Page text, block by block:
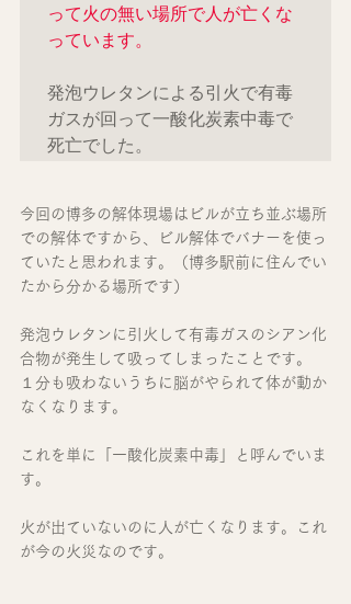
って火の無い場所で人が亡くな
っています。
発泡ウレタンによる引火で有毒
ガスが回って一酸化炭素中毒で
今回の博多の解体現場はビルが立ち並ぶ場所
での解体ですから、ビル解体でバナーを使っ
ていたと思われます。（博多駅前に住んでい
たから分かる場所です）
発泡ウレタンに引火して有毒ガスのシアン化
合物が発生して吸ってしまったことです。
１分も吸わないうちに脳がやられて体が動か
なくなります。
これを単に「一酸化炭素中毒」と呼んでいま
す。
火が出ていないのに人が亡くなります。これ
が今の火災なのです。